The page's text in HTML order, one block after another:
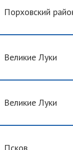
Порховский
Великие Луки
Великие Луки